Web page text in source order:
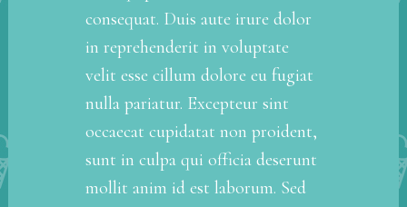
consequat. Duis aute irure dolor
in reprehenderit in voluptate
velit esse cillum dolore eu fugiat
nulla pariatur. Excepteur sint
occaecat cupidatat non proident,
sunt in culpa qui officia deserunt
mollit anim id est laborum. Sed